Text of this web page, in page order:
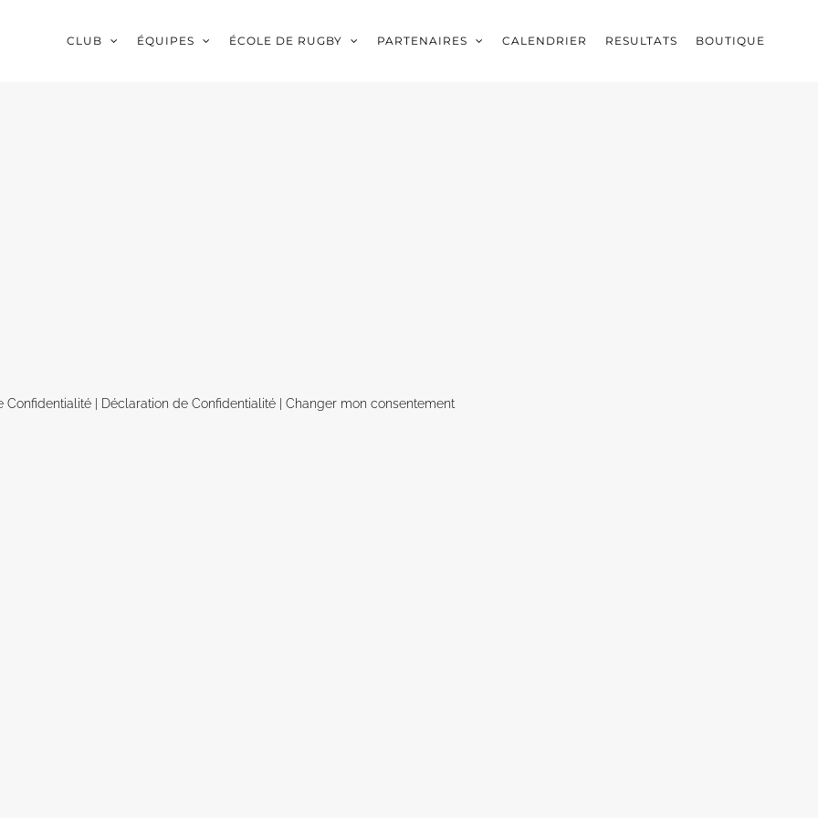
CLUB ÉQUIPES ÉCOLE DE RUGBY PARTENAIRES CALENDRIER RESULTATS BOUTIQUE
Confidentialité Déclaration de Confidentialité |Changer mon consentement